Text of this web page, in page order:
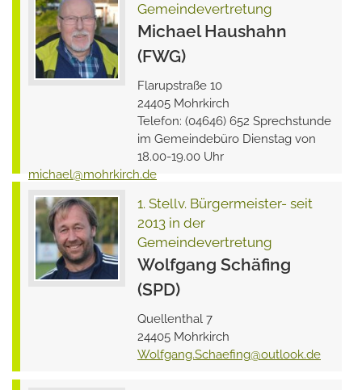
Gemeindevertretung
Michael Haushahn
(FWG)
Flarupstraße 10
24405 Mohrkirch
Telefon: (04646) 652 Sprechstunde
im Gemeindebüro Dienstag von
18.00-19.00 Uhr
michael@mohrkirch.de
1. Stellv. Bürgermeister- seit
2013 in der
Gemeindevertretung
Wolfgang Schäfing
(SPD)
Quellenthal 7
24405 Mohrkirch
Wolfgang.Schaefing@outlook.de